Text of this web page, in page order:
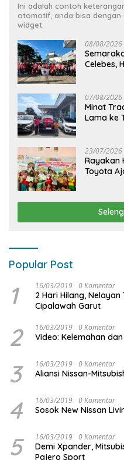
Ini adalah contoh
otomotif, anda bisa dengan
widget.
08/08/2026
Celebes,
07/08/2026
Minat
Lama ke
23/07/2026
Rayakan
Toyota
Popular Post
1 16/03/2019 0 Komentar
2 Hari Hilang,
Cipalawah Garut
2 16/03/2019 0 Komentar
Video: Kelemahan
3 16/03/2019 0 Komentar
Aliansi Nissan-
4 16/03/2019 0 Komentar
Sosok New Nissan
5 16/03/2019 0 Komentar
Demi Xpander,
Pajero Sport